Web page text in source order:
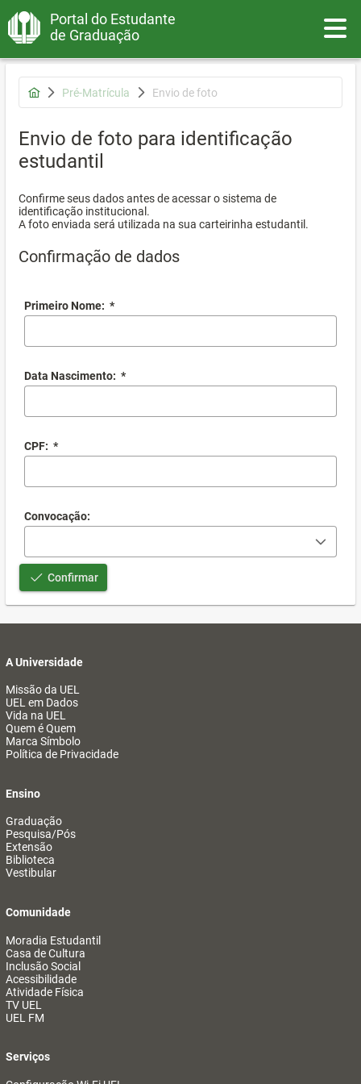
Portal do Estudante
de Graduação
Pré-Matrícula Envio de foto
Envio de foto para identificação
estudantil
Confirme seus dados antes de acessar o sistema de
identificação institucional.
A foto enviada será utilizada na sua carteirinha estudantil.
Confirmação de dados
Primeiro Nome: *
Data Nascimento: *
CPF: *
Convocação:
Confirmar
A Universidade
Missão da UEL
UEL em Dados
Vida na UEL
Quem é Quem
Marca Símbolo
Política de Privacidade
Ensino
Graduação
Pesquisa/Pós
Extensão
Biblioteca
Vestibular
Comunidade
Moradia Estudantil
Casa de Cultura
Inclusão Social
Acessibilidade
Atividade Física
TV UEL
UEL FM
Serviços